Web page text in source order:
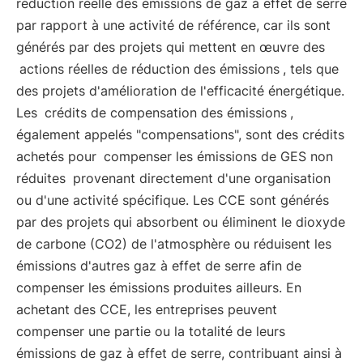
réduction réelle des émissions de gaz à effet de serre
par rapport à une activité de référence, car ils sont
générés par des projets qui mettent en œuvre des
actions réelles de réduction des émissions , tels que
des projets d'amélioration de l'efficacité énergétique.
Les crédits de compensation des émissions ,
également appelés "compensations", sont des crédits
achetés pour compenser les émissions de GES non
réduites provenant directement d'une organisation
ou d'une activité spécifique. Les CCE sont générés
par des projets qui absorbent ou éliminent le dioxyde
de carbone (CO2) de l'atmosphère ou réduisent les
émissions d'autres gaz à effet de serre afin de
compenser les émissions produites ailleurs. En
achetant des CCE, les entreprises peuvent
compenser une partie ou la totalité de leurs
émissions de gaz à effet de serre, contribuant ainsi à